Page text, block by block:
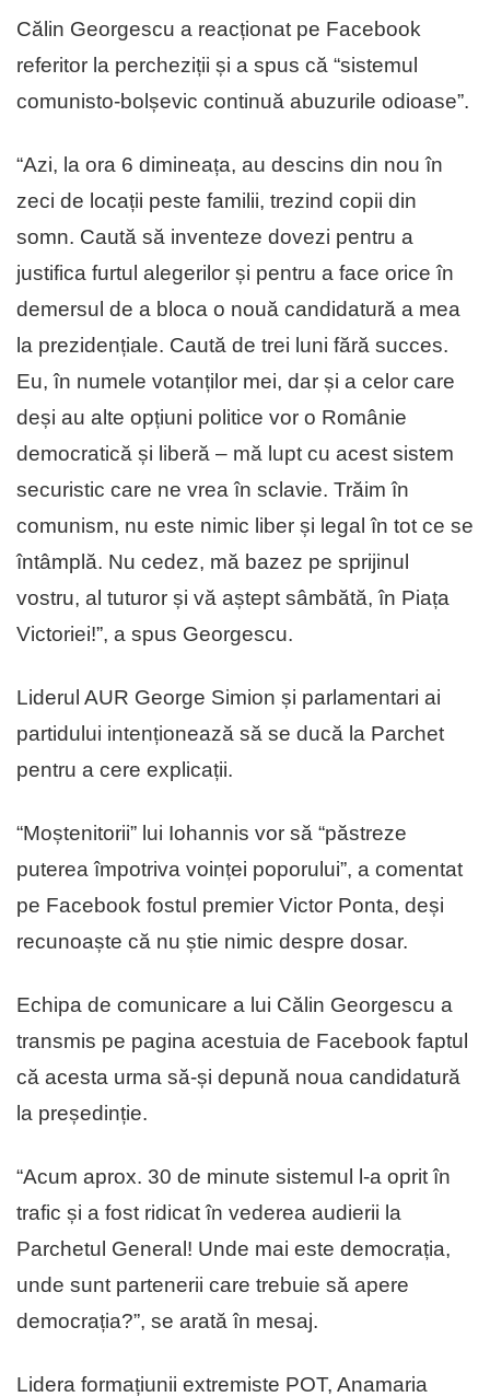
Călin Georgescu a reacționat pe Facebook
referitor la percheziții și a spus că “sistemul
comunisto-bolșevic continuă abuzurile odioase”.
“Azi, la ora 6 dimineața, au descins din nou în
zeci de locații peste familii, trezind copii din
somn. Caută să inventeze dovezi pentru a
justifica furtul alegerilor și pentru a face orice în
demersul de a bloca o nouă candidatură a mea
la prezidențiale. Caută de trei luni fără succes.
Eu, în numele votanților mei, dar și a celor care
deși au alte opțiuni politice vor o Românie
democratică și liberă – mă lupt cu acest sistem
securistic care ne vrea în sclavie. Trăim în
comunism, nu este nimic liber și legal în tot ce se
întâmplă. Nu cedez, mă bazez pe sprijinul
vostru, al tuturor și vă aștept sâmbătă, în Piața
Victoriei!”, a spus Georgescu.
Liderul AUR George Simion și parlamentari ai
partidului intenționează să se ducă la Parchet
pentru a cere explicații.
“Moștenitorii” lui Iohannis vor să “păstreze
puterea împotriva voinței poporului”, a comentat
pe Facebook fostul premier Victor Ponta, deși
recunoaște că nu știe nimic despre dosar.
Echipa de comunicare a lui Călin Georgescu a
transmis pe pagina acestuia de Facebook faptul
că acesta urma să-și depună noua candidatură
la președinție.
“Acum aprox. 30 de minute sistemul l-a oprit în
trafic și a fost ridicat în vederea audierii la
Parchetul General! Unde mai este democrația,
unde sunt partenerii care trebuie să apere
democrația?”, se arată în mesaj.
Lidera formațiunii extremiste POT, Anamaria